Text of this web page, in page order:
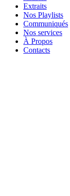
Extraits
Nos Playlists
Communiqués
Nos services
À Propos
Contacts